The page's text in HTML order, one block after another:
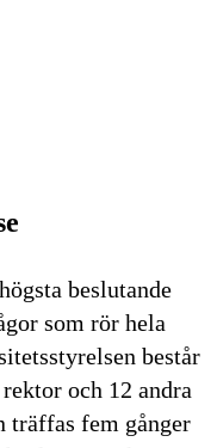
beslutande
som rör hela
består
och 12 andra
träffas fem gånger